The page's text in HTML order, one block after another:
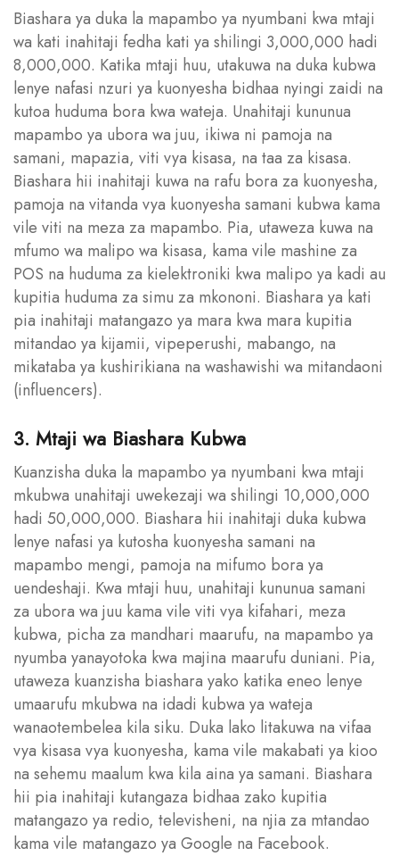
Biashara ya duka la mapambo ya nyumbani kwa mtaji
wa kati inahitaji fedha kati ya shilingi 3,000,000 hadi
8,000,000. Katika mtaji huu, utakuwa na duka kubwa
lenye nafasi nzuri ya kuonyesha bidhaa nyingi zaidi na
kutoa huduma bora kwa wateja. Unahitaji kununua
mapambo ya ubora wa juu, ikiwa ni pamoja na
samani, mapazia, viti vya kisasa, na taa za kisasa.
Biashara hii inahitaji kuwa na rafu bora za kuonyesha,
pamoja na vitanda vya kuonyesha samani kubwa kama
vile viti na meza za mapambo. Pia, utaweza kuwa na
mfumo wa malipo wa kisasa, kama vile mashine za
POS na huduma za kielektroniki kwa malipo ya kadi au
kupitia huduma za simu za mkononi. Biashara ya kati
pia inahitaji matangazo ya mara kwa mara kupitia
mitandao ya kijamii, vipeperushi, mabango, na
mikataba ya kushirikiana na washawishi wa mitandaoni
(influencers).
3. Mtaji wa Biashara Kubwa
Kuanzisha duka la mapambo ya nyumbani kwa mtaji
mkubwa unahitaji uwekezaji wa shilingi 10,000,000
hadi 50,000,000. Biashara hii inahitaji duka kubwa
lenye nafasi ya kutosha kuonyesha samani na
mapambo mengi, pamoja na mifumo bora ya
uendeshaji. Kwa mtaji huu, unahitaji kununua samani
za ubora wa juu kama vile viti vya kifahari, meza
kubwa, picha za mandhari maarufu, na mapambo ya
nyumba yanayotoka kwa majina maarufu duniani. Pia,
utaweza kuanzisha biashara yako katika eneo lenye
umaarufu mkubwa na idadi kubwa ya wateja
wanaotembelea kila siku. Duka lako litakuwa na vifaa
vya kisasa vya kuonyesha, kama vile makabati ya kioo
na sehemu maalum kwa kila aina ya samani. Biashara
hii pia inahitaji kutangaza bidhaa zako kupitia
matangazo ya redio, televisheni, na njia za mtandao
kama vile matangazo ya Google na Facebook.